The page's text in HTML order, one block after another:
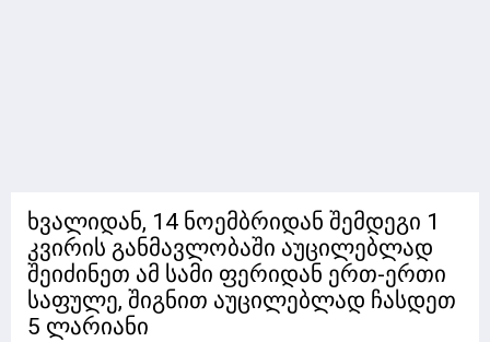
ხვალიდან, 14 ნოემბრიდან შემდეგი 1
კვირის განმავლობაში აუცილებლად
შეიძინეთ ამ სამი ფერიდან ერთ-ერთი
საფულე, შიგნით აუცილებლად ჩასდეთ
5 ლარიანი